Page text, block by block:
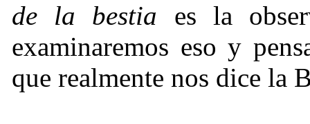
de la bestia es la
examinaremos eso y
que realmente nos dice la